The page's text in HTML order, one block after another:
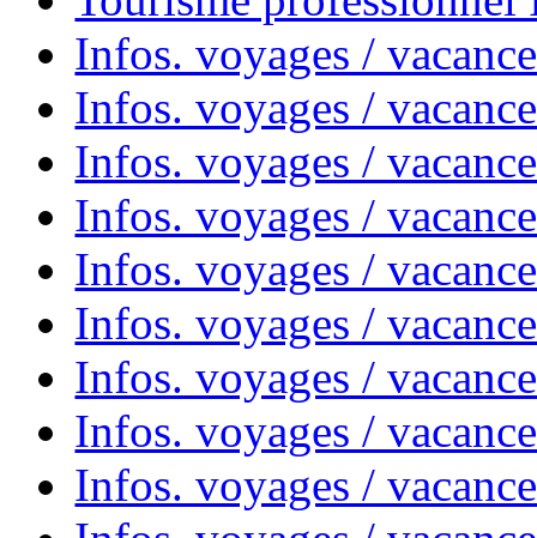
Infos. voyages /
Infos. voyages /
Infos. voyages /
Infos. voyages /
Infos. voyages /
Infos. voyages /
Infos. voyages /
Infos. voyages /
Infos. voyages /